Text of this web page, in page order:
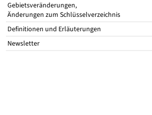
Gebietsveränderungen,
Änderungen zum Schlüsselverzeichnis
Definitionen und Erläuterungen
Newsletter